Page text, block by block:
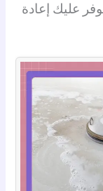
عليك إعادة